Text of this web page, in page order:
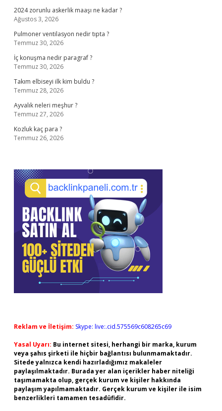
2024 zorunlu askerlik maaşı ne kadar ?
Ağustos 3, 2026
Pulmoner ventilasyon nedir tıpta ?
Temmuz 30, 2026
İç konuşma nedir paragraf ?
Temmuz 30, 2026
Takım elbiseyi ilk kim buldu ?
Temmuz 28, 2026
Ayvalık neleri meşhur ?
Temmuz 27, 2026
Kozluk kaç para ?
Temmuz 26, 2026
Reklam ve İletişim: Skype: live:.cid.575569c608265c69
Yasal Uyarı: Bu internet sitesi, herhangi bir marka, kurum
veya şahıs şirketi ile hiçbir bağlantısı bulunmamaktadır.
Sitede yalnızca kendi hazırladığımız makaleler
paylaşılmaktadır. Burada yer alan içerikler haber niteliği
taşımamakta olup, gerçek kurum ve kişiler hakkında
paylaşım yapılmamaktadır. Gerçek kurum ve kişiler ile isim
benzerlikleri tamamen tesadüfidir.